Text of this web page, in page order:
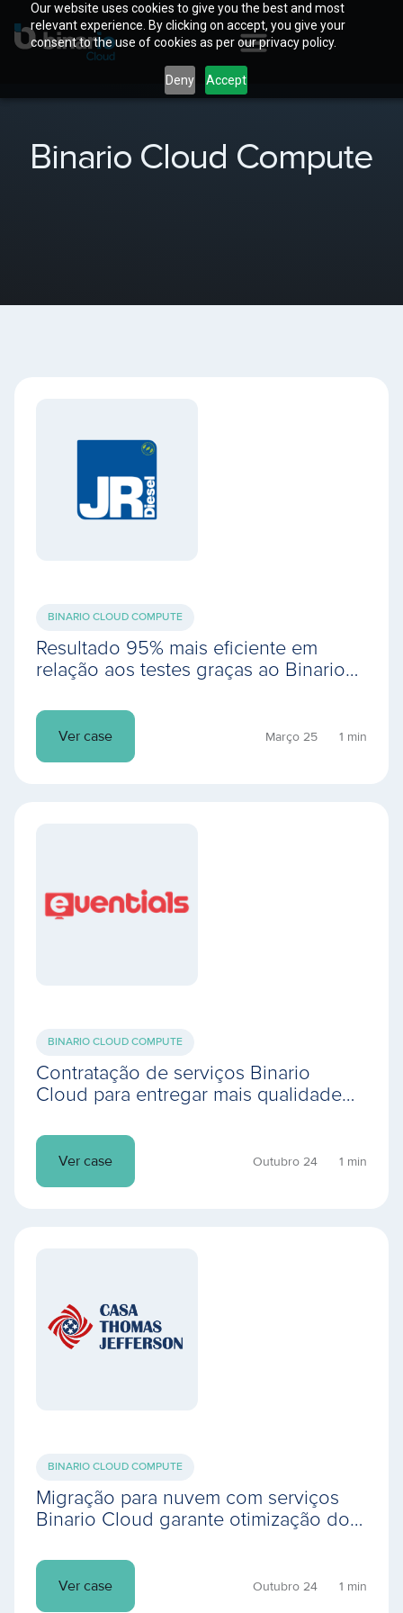
Our website uses cookies to give you the best and most
relevant experience. By clicking on accept, you give your
consent to the use of cookies as per our privacy policy.
Deny Accept
Binario Cloud Compute
BINARIO CLOUD COMPUTE
Resultado 95% mais eficiente em
relação aos testes graças ao Binario
em apenas 9 minutos
Ver case Março 25 1 min
BINARIO CLOUD COMPUTE
Contratação de serviços Binario
Cloud para entregar mais qualidade
carga em nuvem
Ver case Outubro 24 1 min
BINARIO CLOUD COMPUTE
Migração para nuvem com serviços
Binario Cloud garante otimização do
redução de custos
Ver case Outubro 24 1 min